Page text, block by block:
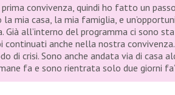
convivenza, quindi ho fatto un passo
mia casa, la mia famiglia, e
Già all’interno del programma ci sono
continuati anche nella nostra convivenza.
di crisi. Sono anche andata via di casa
fa e sono rientrata solo due giorni